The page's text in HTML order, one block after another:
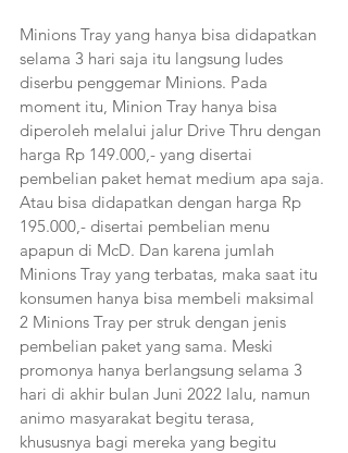
Minions Tray yang hanya bisa didapatkan
selama 3 hari saja itu langsung ludes
diserbu penggemar Minions. Pada
moment itu, Minion Tray hanya bisa
diperoleh melalui jalur Drive Thru dengan
harga Rp 149.000,- yang disertai
pembelian paket hemat medium apa saja.
Atau bisa didapatkan dengan harga Rp
195.000,- disertai pembelian menu
apapun di McD. Dan karena jumlah
Minions Tray yang terbatas, maka saat itu
konsumen hanya bisa membeli maksimal
2 Minions Tray per struk dengan jenis
pembelian paket yang sama. Meski
promonya hanya berlangsung selama 3
hari di akhir bulan Juni 2022 lalu, namun
animo masyarakat begitu terasa,
khususnya bagi mereka yang begitu